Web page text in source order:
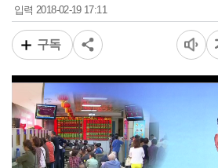
입력2018-02-19 17:11
구독